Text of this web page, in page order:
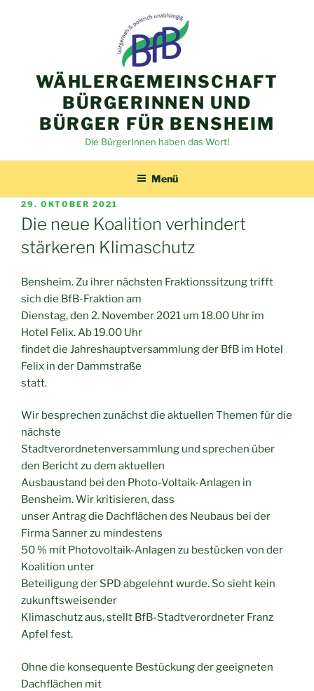
WÄHLERGEMEINSCHAFT
BÜRGERINNEN UND
BÜRGER FÜR BENSHEIM
Die BürgerInnen haben das Wort!
Menü
VERÖFFENTLICHT
AM
29. OKTOBER 2021
Die neue Koalition verhindert
stärkeren Klimaschutz
Bensheim. Zu ihrer nächsten Fraktionssitzung trifft
sich die BfB-Fraktion am
Dienstag, den 2. November 2021 um 18.00 Uhr im
Hotel Felix. Ab 19.00 Uhr
findet die Jahreshauptversammlung der BfB im Hotel
Felix in der Dammstraße
statt.
Wir besprechen zunächst die aktuellen Themen für die
nächste
Stadtverordnetenversammlung und sprechen über
den Bericht zu dem aktuellen
Ausbaustand bei den Photo-Voltaik-Anlagen in
Bensheim. Wir kritisieren, dass
unser Antrag die Dachflächen des Neubaus bei der
Firma Sanner zu mindestens
50 % mit Photovoltaik-Anlagen zu bestücken von der
Koalition unter
Beteiligung der SPD abgelehnt wurde. So sieht kein
zukunftsweisender
Klimaschutz aus, stellt BfB-Stadtverordneter Franz
Apfel fest.
Ohne die konsequente Bestückung der geeigneten
Dachflächen mit